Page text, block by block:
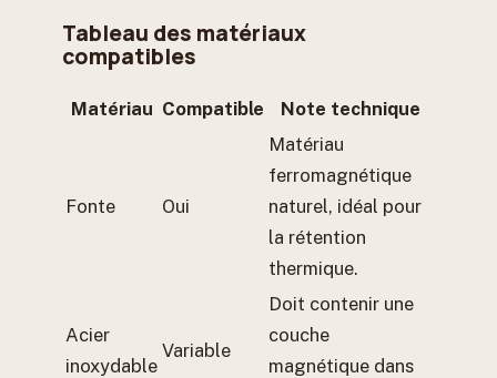
Tableau des matériaux
compatibles
Matériau Compatible Note technique
Fonte Oui
Matériau
ferromagnétique
naturel, idéal pour
la rétention
thermique.
Acier
inoxydable
Variable
Doit contenir une
couche
magnétique dans